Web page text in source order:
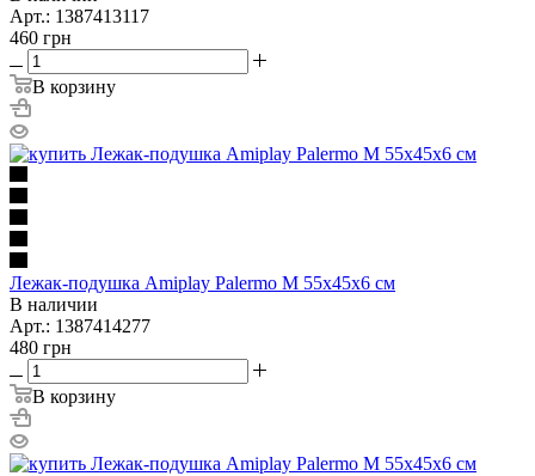
Арт.: 1387413117
460 грн
В корзину
Лежак-подушка Amiplay Palermo M 55х45х6 см
В наличии
Арт.: 1387414277
480 грн
В корзину